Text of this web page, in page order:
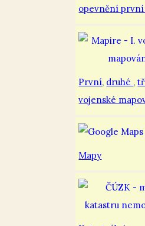
opevnění
První, druhé ,
vojenské
Mapy